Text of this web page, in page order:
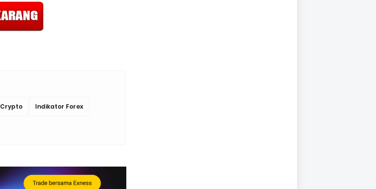
Crypto Indikator Forex